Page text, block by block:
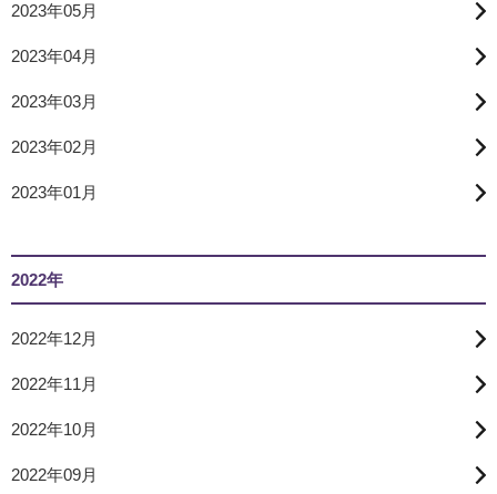
2023年05月
2023年04月
2023年03月
2023年02月
2023年01月
2022年
2022年12月
2022年11月
2022年10月
2022年09月